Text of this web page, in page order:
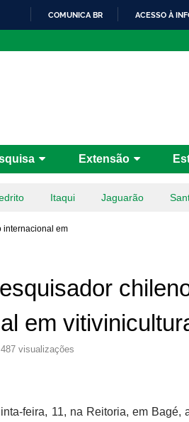
COMUNICA BR ACESSO À
Extensão
Itaqui Jaguarão
internacional em
em
487 visualizações
feira, 11, na Reitoria, em Bagé,